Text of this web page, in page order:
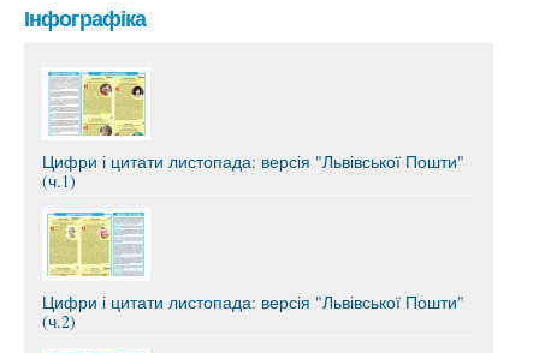
Інфографіка
Цифри і цитати листопада: версія "Львівської Пошти"
(ч.1)
Цифри і цитати листопада: версія "Львівської Пошти"
(ч.2)